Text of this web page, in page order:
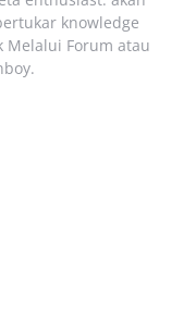
knowledge
Melalui Forum atau